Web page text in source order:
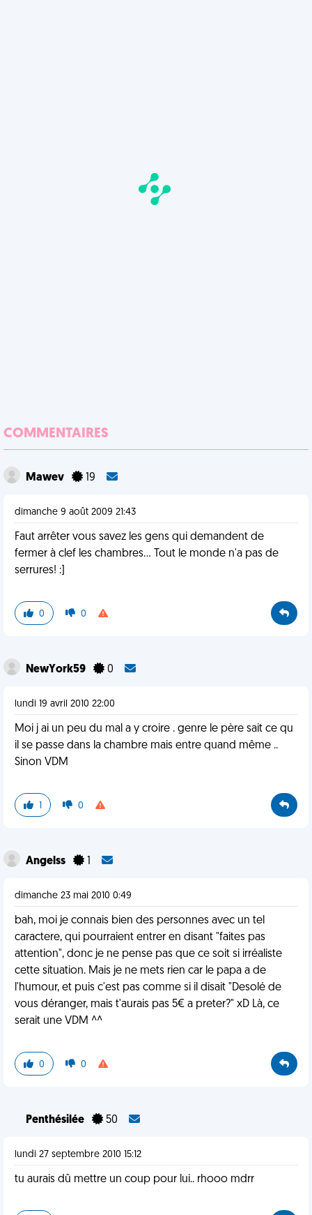
COMMENTAIRES
Mawev 19
dimanche 9 août 2009 21:43
Faut arrêter vous savez les gens qui demandent de
fermer à clef les chambres... Tout le monde n'a pas de
serrures! :]
0 0
NewYork59 0
lundi 19 avril 2010 22:00
Moi j ai un peu du mal a y croire . genre le père sait ce qu
il se passe dans la chambre mais entre quand même ..
Sinon VDM
1 0
Angelss
dimanche 23 mai 2010 0:49
bah, moi je connais bien des personnes avec un tel
caractere, qui pourraient entrer en disant "faites pas
attention", donc je ne pense pas que ce soit si irréaliste
cette situation. Mais je ne mets rien car le papa a de
l'humour, et puis c'est pas comme si il disait "Desolé de
vous déranger, mais t'aurais pas 5€ a preter?" xD Là, ce
serait une VDM ^^
0 0
Penthésilée 50
lundi 27 septembre 2010 15:12
tu aurais dû mettre un coup pour lui.. rhooo mdrr